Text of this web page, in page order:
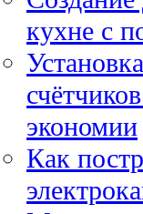
кухне с
экономии
Как